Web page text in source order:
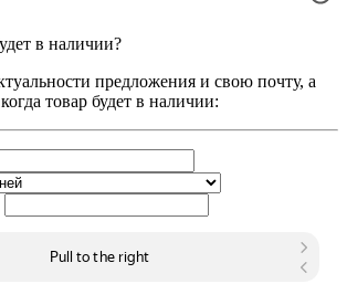
в наличии?
предложения и свою почту, а
товар будет в наличии: